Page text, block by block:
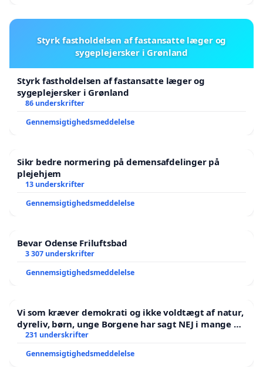
Styrk fastholdelsen af fastansatte læger og
sygeplejersker i Grønland
Styrk fastholdelsen af fastansatte læger og
sygeplejersker i Grønland
86 underskrifter
Gennemsigtighedsmeddelelse
Sikr bedre normering på demensafdelinger på
plejehjem
13 underskrifter
Gennemsigtighedsmeddelelse
Bevar Odense Friluftsbad
3 307 underskrifter
Gennemsigtighedsmeddelelse
Vi som kræver demokrati og ikke voldtægt af natur,
dyreliv, børn, unge Borgene har sagt NEJ i mange år.
Der er
231 underskrifter
Gennemsigtighedsmeddelelse